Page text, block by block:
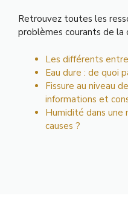
Retrouvez toutes les
problèmes courants de la
Les différents
Eau dure : de quoi
Fissure au niveau
informations et
Humidité dans une
causes ?